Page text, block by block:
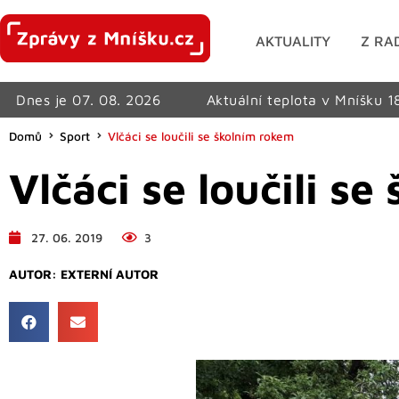
AKTUALITY Z
Dnes je 07. 08. 2026 Aktuální teplota v Mníšku
Domů Sport Vlčáci se loučili se školním rokem
Vlčáci se loučili se
27. 06. 2019 3
AUTOR: EXTERNÍ AUTOR